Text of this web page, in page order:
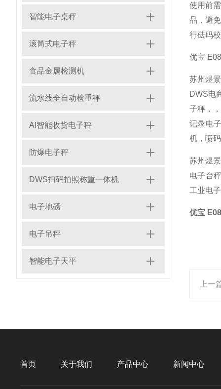
智能电子桌秤
滚筒式电子秤
食品金属检测机
流水线全自动检重秤
AI智能收货电子秤
防爆电子秤
DWS扫码拍照称重一体机
电子地磅
电子吊秤
智能电子天平
使用前
品，避
行砝码
优宝
苏州煜
DWS电
子秤，
记录电
机，喷
苏州煜
电子台
工业电
优宝
上一
首页 关于我们 产品中心 新闻中心